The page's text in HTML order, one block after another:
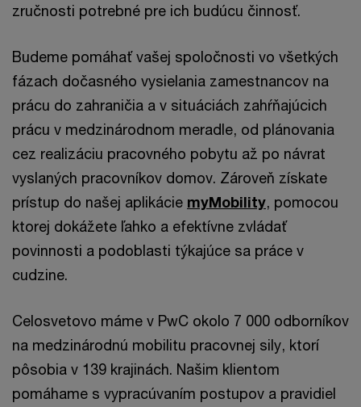
zručnosti potrebné pre ich budúcu činnosť.
Budeme pomáhať vašej spoločnosti vo všetkých
fázach dočasného vysielania zamestnancov na
prácu do zahraničia a v situáciách zahŕňajúcich
prácu v medzinárodnom meradle, od plánovania
cez realizáciu pracovného pobytu až po návrat
vyslaných pracovníkov domov. Zároveň získate
prístup do našej aplikácie myMobility, pomocou
ktorej dokážete ľahko a efektívne zvládať
povinnosti a podoblasti týkajúce sa práce v
cudzine.
Celosvetovo máme v PwC okolo 7 000 odborníkov
na medzinárodnú mobilitu pracovnej sily, ktorí
pôsobia v 139 krajinách. Našim klientom
pomáhame s vypracúvaním postupov a pravidiel